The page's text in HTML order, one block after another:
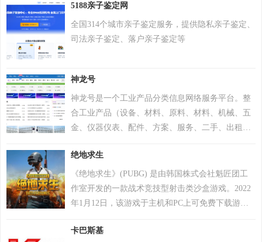
下官网手机号码测吉凶查询系统，专业最新版、超
准，靠谱！
5188亲子鉴定网
全国314个城市亲子鉴定服务，提供隐私亲子鉴定、
司法亲子鉴定、落户亲子鉴定等
神龙号
神龙号是一个工业产品分类信息网络服务平台。整
合工业产品（设备、材料、原料、材料、机械、五
金、仪器仪表、配件、方案、服务、二手、出租
品信息。同时设有产品排行 榜单、产品品牌、品牌
排行、行业专区、产品品类专区等栏目，帮助中小
企业、厂商通过网络营销的方式宣传企业产品或服
务，获得更多商机。
绝地求生
《绝地求生》(PUBG) 是由韩国株式会社魁匠团工
作室开发的一款战术竞技型射击类沙盒游戏。2022
年1月12日，该游戏于主机和PC上可免费下载游
资源，并在不断缩小的安全区域内对抗其他玩家，
卡巴斯基